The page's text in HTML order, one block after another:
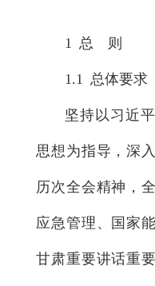
1 总 则
1.1 总体要求
坚持以习近
思想为指导，深
历次全会精神，
应急管理、国家
甘肃重要讲话重